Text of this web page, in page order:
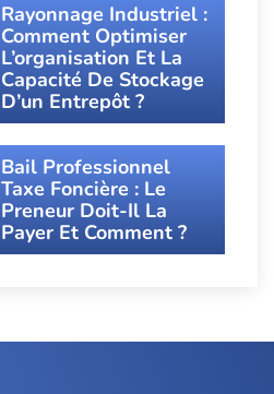
Rayonnage Industriel :
Comment Optimiser
L’organisation Et La
Capacité De Stockage
D’un Entrepôt ?
Bail Professionnel
Taxe Foncière : Le
Preneur Doit-Il La
Payer Et Comment ?